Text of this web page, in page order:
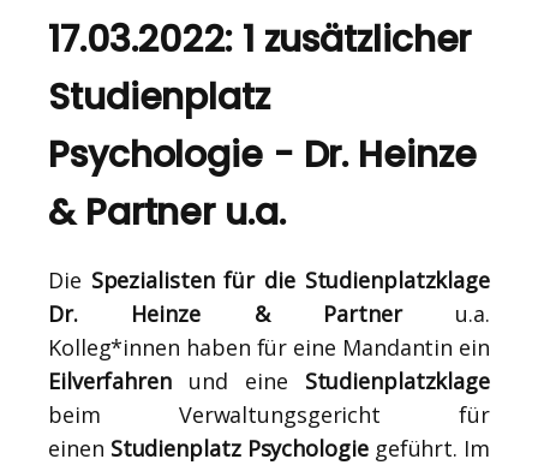
17.03.2022: 1 zusätzlicher
Studienplatz
Psychologie - Dr. Heinze
& Partner u.a.
Die Spezialisten für die Studienplatzklage
Dr. Heinze & Partneru.a.
Kolleg*innen haben für eine Mandantin ein
Eilverfahrenund eine Studienplatzklage
beim Verwaltungsgericht für
einen Studienplatz Psychologiegeführt. Im